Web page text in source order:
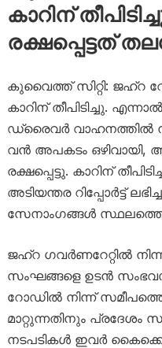
കാറിന്
രക്ഷപ്പെട്ടത്
കുവൈത്ത് സിറ്റി: ജഹ്‌റ
കാറിന് തീപിടിച്ചു.
ഡ്രൈവർ വാഹനത്തിൽ
വൻ അപകടം ഒഴിവായി,
രക്ഷപ്പെട്ടു. കാറിന്
അടിയന്തര റിപ്പോർട്ട്
സേനാംഗങ്ങൾ
ജഹ്‌റ ഗവർണറേറ്റിൽ
സംഘങ്ങളെ ഉടൻ
റോഡിൽ നിന്ന്
മാറ്റുന്നതിനും പ്രദേശം
നടപടികൾ ഇവർ